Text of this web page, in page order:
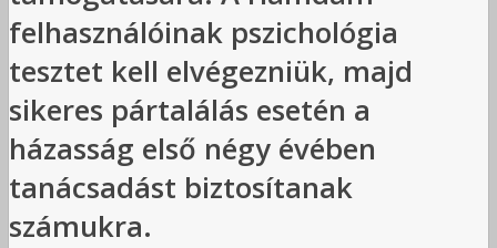
felhasználóinak pszichológia
tesztet kell elvégezniük, majd
sikeres pártalálás esetén a
házasság első négy évében
tanácsadást biztosítanak
számukra.